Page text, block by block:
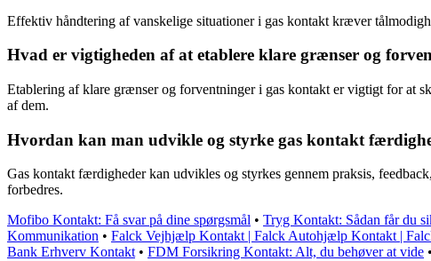
Effektiv håndtering af vanskelige situationer i gas kontakt kræver
Hvad er vigtigheden af at etablere klare grænser og
Etablering af klare grænser og forventninger i gas kontakt er vigtigt for at
af dem.
Hvordan kan man udvikle og styrke gas kontakt
Gas kontakt færdigheder kan udvikles og styrkes gennem praksis,
forbedres.
Mofibo Kontakt: Få svar på dine spørgsmål • Tryg Kontakt: Sådan får du
Kommunikation • Falck Vejhjælp Kontakt | Falck Autohjælp Kontakt |
Bank Erhverv Kontakt • FDM Forsikring Kontakt: Alt, du behøver at vide •